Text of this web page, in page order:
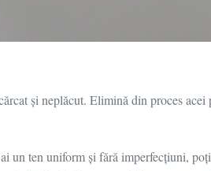
și neplăcut. Elimină din proces acei
un ten uniform și fără imperfecțiuni,